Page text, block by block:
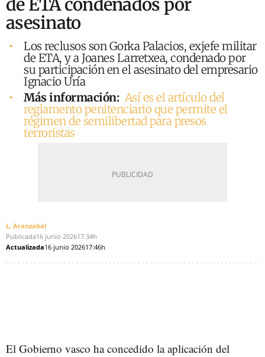
asesinato
Los reclusos son Gorka Palacios, exjefe militar
de ETA, y a Joanes Larretxea, condenado por
su participación en el asesinato del empresario
Ignacio Uría
Más información: Así es el artículo del
reglamento penitenciario que permite el
régimen de semilibertad para presos
terroristas
L. Aranzabal
Publicada16 junio 202617:34h
Actualizada16 junio 202617:46h
El Gobierno vasco ha concedido la aplicación del